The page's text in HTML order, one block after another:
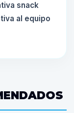
snack
al equipo